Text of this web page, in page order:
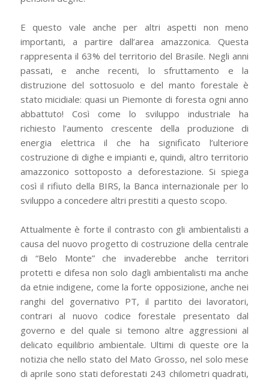
E questo vale anche per altri aspetti non meno
importanti, a partire dall’area amazzonica. Questa
rappresenta il 63% del territorio del Brasile. Negli anni
passati, e anche recenti, lo sfruttamento e la
distruzione del sottosuolo e del manto forestale è
stato micidiale: quasi un Piemonte di foresta ogni anno
abbattuto! Così come lo sviluppo industriale ha
richiesto l’aumento crescente della produzione di
energia elettrica il che ha significato l’ulteriore
costruzione di dighe e impianti e, quindi, altro territorio
amazzonico sottoposto a deforestazione. Si spiega
così il rifiuto della BIRS, la Banca internazionale per lo
sviluppo a concedere altri prestiti a questo scopo.
Attualmente è forte il contrasto con gli ambientalisti a
causa del nuovo progetto di costruzione della centrale
di “Belo Monte” che invaderebbe anche territori
protetti e difesa non solo dagli ambientalisti ma anche
da etnie indigene, come la forte opposizione, anche nei
ranghi del governativo PT, il partito dei lavoratori,
contrari al nuovo codice forestale presentato dal
governo e del quale si temono altre aggressioni al
delicato equilibrio ambientale. Ultimi di queste ore la
notizia che nello stato del Mato Grosso, nel solo mese
di aprile sono stati deforestati 243 chilometri quadrati,